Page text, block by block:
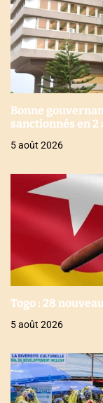
Bonne
sanctionnés en 2
5 août 2026
Togo : 28
5 août 2026